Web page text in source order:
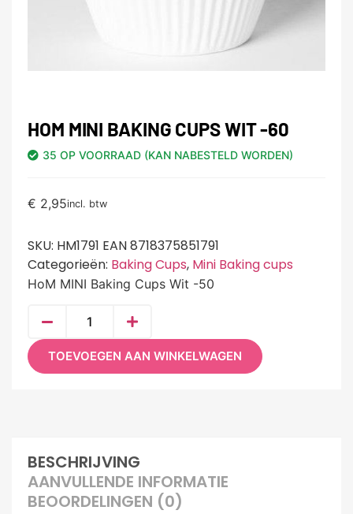
HOM MINI BAKING CUPS WIT -60
35 OP VOORRAAD (KAN NABESTELD WORDEN)
€ 2,95incl. btw
SKU: HM1791 EAN 8718375851791
Categorieën: Baking Cups, Mini Baking cups
HoM MINI Baking Cups Wit -50
TOEVOEGEN AAN WINKELWAGEN
BESCHRIJVING
AANVULLENDE INFORMATIE
BEOORDELINGEN (0)